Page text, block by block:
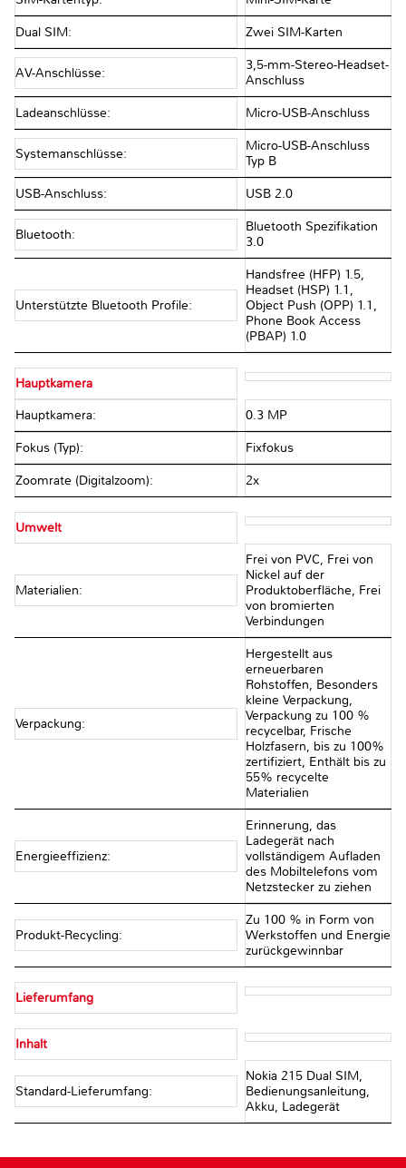
Dual SIM: Zwei SIM-Karten
AV-Anschlüsse:
3,5-mm-Stereo-Headset-
Anschluss
Ladeanschlüsse: Micro-USB-Anschluss
Systemanschlüsse:
Micro-USB-Anschluss
Typ B
USB-Anschluss: USB 2.0
Bluetooth:
Bluetooth Spezifikation
3.0
Unterstützte Bluetooth Profile:
Handsfree (HFP) 1.5,
Headset (HSP) 1.1,
Object Push (OPP) 1.1,
Phone Book Access
(PBAP) 1.0
Hauptkamera
Hauptkamera: 0.3 MP
Fokus (Typ): Fixfokus
Zoomrate (Digitalzoom): 2x
Umwelt
Materialien:
Frei von PVC, Frei von
Nickel auf der
Produktoberfläche, Frei
von bromierten
Verbindungen
Verpackung:
Hergestellt aus
erneuerbaren
Rohstoffen, Besonders
kleine Verpackung,
Verpackung zu 100 %
recycelbar, Frische
Holzfasern, bis zu 100%
zertifiziert, Enthält bis zu
55% recycelte
Materialien
Energieeffizienz:
Erinnerung, das
Ladegerät nach
vollständigem Aufladen
des Mobiltelefons vom
Netzstecker zu ziehen
Produkt-Recycling:
Zu 100 % in Form von
Werkstoffen und Energie
zurückgewinnbar
Lieferumfang
Inhalt
Standard-Lieferumfang:
Nokia 215 Dual SIM,
Bedienungsanleitung,
Akku, Ladegerät